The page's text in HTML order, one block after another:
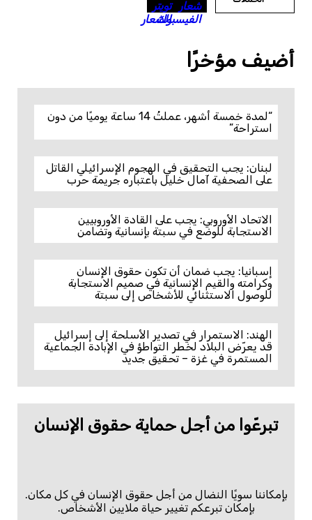
أضيف مؤخرًا
“لمدة خمسة أشهر، عملتُ 14 ساعة يوميًا من دون
استراحة”
لبنان: يجب التحقيق في الهجوم الإسرائيلي القاتل
على الصحفية آمال خليل باعتباره جريمة حرب
الاتحاد الأوروبي: يجب على القادة الأوروبيين
الاستجابة للوضع في سبتة بإنسانية وتضامن
إسبانيا: يجب ضمان أن تكون حقوق الإنسان
وكرامته والقيم الإنسانية في صميم الاستجابة
للوصول الاستثنائي للأشخاص إلى سبتة
الهند: الاستمرار في تصدير الأسلحة إلى إسرائيل
قد يعرّض البلاد لخطر التواطؤ في الإبادة الجماعية
المستمرة في غزة – تحقيق جديد
تبرعّوا من أجل حماية حقوق الإنسان
بإمكاننا سويًا النضال من أجل حقوق الإنسان في كل مكان.
بإمكان تبرعكم تغيير حياة ملايين الأشخاص.